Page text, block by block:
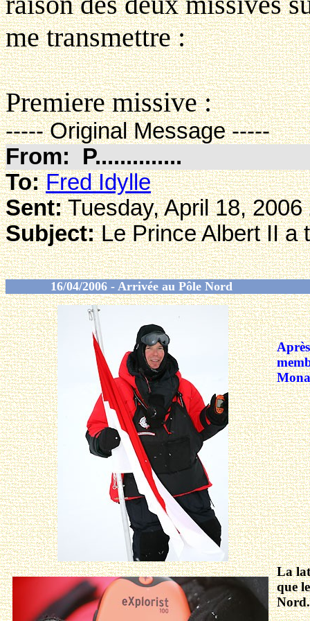
me transmettre :
Premiere missive :
----- Original Message -----
From: P..............
To: Fred Idylle
Sent:Tuesday, April 18, 2006
Subject:Le Prince Albert II a
16/04/2006 - Arrivée au Pôle Nord
La
que
Nord.